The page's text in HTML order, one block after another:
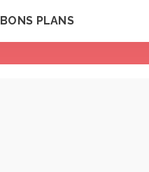
BONS PLANS